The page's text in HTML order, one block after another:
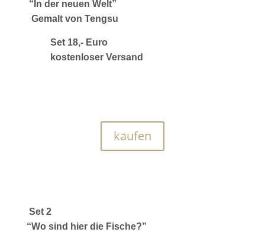
“In der neuen Welt”
Gemalt von Tengsu
Set 18,- Euro
kostenloser Versand
kaufen
Set 2
“Wo sind hier die Fische?”